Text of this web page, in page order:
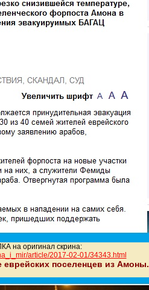
на оригинал скрина:
article/2017-02-01/34343.html
поселенцев из Амоны.